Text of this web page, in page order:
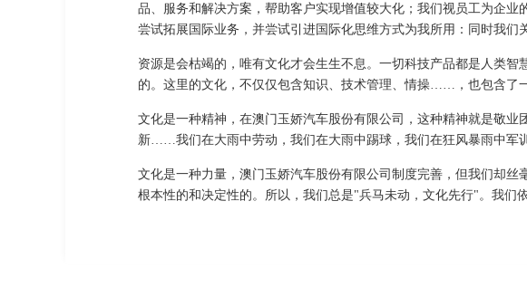
品、服务和解决方案，帮助客户实现增值较大化；我们视员工为企
尝试拓展国际业务，并尝试引进国际化思维方式为我所用：同时我们
资源是会枯竭的，唯有文化才会生生不息。一切科技产品都是人类
的。这里的文化，不仅仅包含知识、技术管理、情操……，也包含了
文化是一种精神，在澳门玉娇汽车股份有限公司，这种精神就是敬
新……我们在大雨中劳动，我们在大雨中踢球，我们在狂风暴雨中军
文化是一种力量，澳门玉娇汽车股份有限公司制度完善，但我们却
根本性的和决定性的。所以，我们总是"兵马未动，文化先行"。我们